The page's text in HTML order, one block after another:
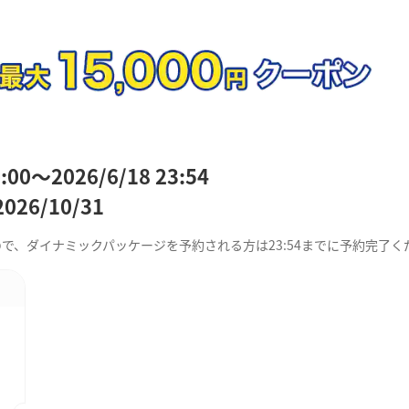
～2026/6/18 23:54
10/31
、ダイナミックパッケージを予約される方は23:54までに予約完了く